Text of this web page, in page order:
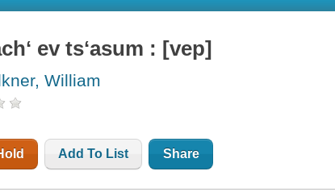
ev tsʻasum : [vep]
William
Add To List Share